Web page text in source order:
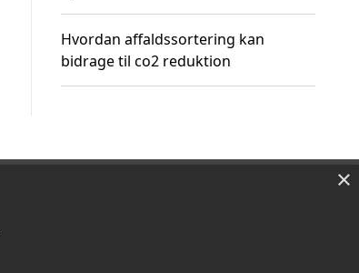
Hvordan affaldssortering kan
bidrage til co2 reduktion
×